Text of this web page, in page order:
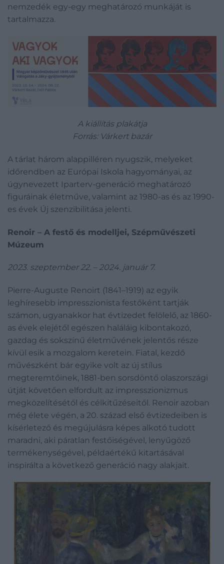
nemzedék egy-egy meghatározó munkáját is
tartalmazza.
A kiállítás plakátja
Forrás: Várkert bazár
A tárlat három alappilléren nyugszik, melyeket
időrendben az Európai Iskola hagyományai, az
úgynevezett Iparterv-generáció meghatározó
figuráinak életműve, valamint az 1980-as és az 1990-
es évek Új szenzibilitása jelenti.
Renoir – A festő és modelljei, Szépművészeti
Múzeum
2023. szeptember 22. – 2024. január 7.
Pierre-Auguste Renoirt (1841–1919) az egyik
leghíresebb impresszionista festőként tartják
számon, ugyanakkor hat évtizedet felölelő, az 1860-
as évek elejétől egészen haláláig kibontakozó,
gazdag és sokszínű életművének jelentős része
kívül esik a mozgalom keretein. Fiatal, kezdő
művészként bár egyike volt az új stílus
megteremtőinek, 1881-ben sorsdöntő olaszországi
útját követően elfordult az impresszionizmus
megközelítésétől és célkitűzéseitől. Renoir azoban
még élete végén, a 20. század első évtizedeiben is
kísérletező és megújulásra képes alkotó tudott
maradni, aki páratlan festőiségével, lenyűgöző
termékenységével, példaértékű kitartásával
inspirálta a következő generáció nagy alakjait.